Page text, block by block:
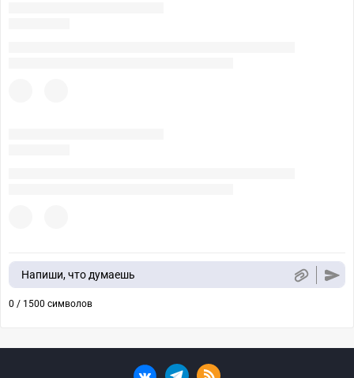
Напиши, что думаешь
0 / 1500 символов